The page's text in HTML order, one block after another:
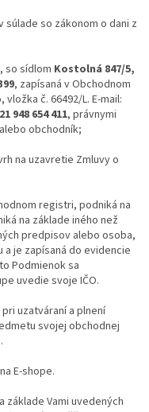
so zákonom o dani z
, so sídlom Kostolná 847/5,
, zapísaná v Obchodnom
č. 66492/L. E-mail:
948 654 411, právnymi
obchodník;
na uzavretie Zmluvy o
registri, podniká na
na základe iného než
predpisov alebo osoba,
je zapísaná do evidencie
Podmienok sa
uvedie svoje IČO.
uzatváraní a plnení
svojej obchodnej
E-shope.
základe Vami uvedených